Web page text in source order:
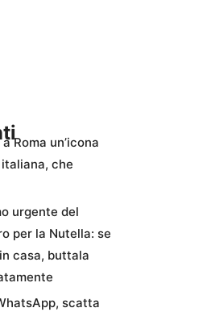
Roma un’icona
che
urgente del
per la Nutella: se
casa, buttala
scatta